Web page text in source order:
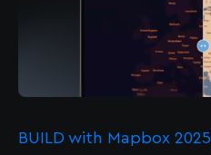
BUILD with Mapbox 2025